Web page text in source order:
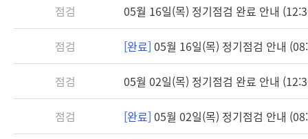
점검 05월 16일(목) 정기점검 완료 안내
점검 [완료] 05월 16일(목) 정기점검 안내
점검 05월 02일(목) 정기점검 완료 안내
점검 [완료] 05월 02일(목) 정기점검 안내